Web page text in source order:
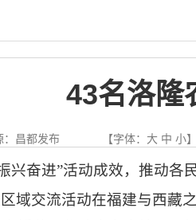
43名洛隆
：昌都发布 【字体： 大 中 小】
兴奋进”活动成效，推动
域交流活动在福建与西藏之